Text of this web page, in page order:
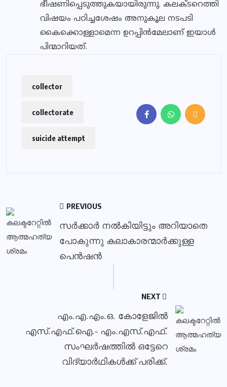
ഭീഷണിപ്പെടുത്തുകയായിരുന്നു. കലക്ടറെത്തി
വിഷയം പഠിച്ചശേഷം അനുകൂല നടപടി
കൈക്കൊള്ളാമെന്ന ഉറപ്പിന്‍മേലാണ് ഇയാള്‍
പിന്മാറിയത്.
collector
collectorate
suicide attempt
PREVIOUS
സര്‍ക്കാര്‍ നല്‍കിയിട്ടും അറിയാതെ
പോകുന്നു കലാകാരന്മാര്‍ക്കുള്ള
പെന്‍ഷന്‍
NEXT
എം.എ.എം.ഒ. കോളേജില്‍
എസ്.എഫ്.ഐ.- എം.എസ്.എഫ്.
സംഘര്‍ഷത്തില്‍ ഒട്ടേറെ
വിദ്യാര്‍ഥികള്‍ക്ക് പരിക്ക്.